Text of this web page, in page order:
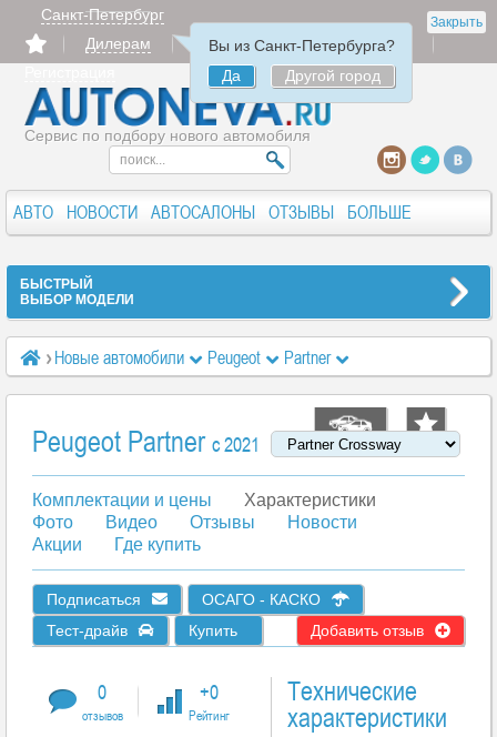
Закрыть
Санкт-Петербург
Вы из Санкт-Петербурга?
Да
Другой город
Дилерам Продать
Авторизация
Сервис по подбору нового автомобиля
АВТО НОВОСТИ АВТОСАЛОНЫ ОТЗЫВЫ БОЛЬШЕ
БЫСТРЫЙ
ВЫБОР МОДЕЛИ
Новые автомобили Peugeot
Partner
Peugeot Partner
Характеристики Access 1.6 MT (115 л.с.)
Peugeot Partnerc 2021
Комплектации и цены
Характеристики
Фото
Видео Отзывы
Новости
Акции
Где купить
Подписаться
ОСАГО - КАСКО
Тест-драйв
Купить Добавить отзыв
0
отзывов
+0
Рейтинг
Технические
характеристики